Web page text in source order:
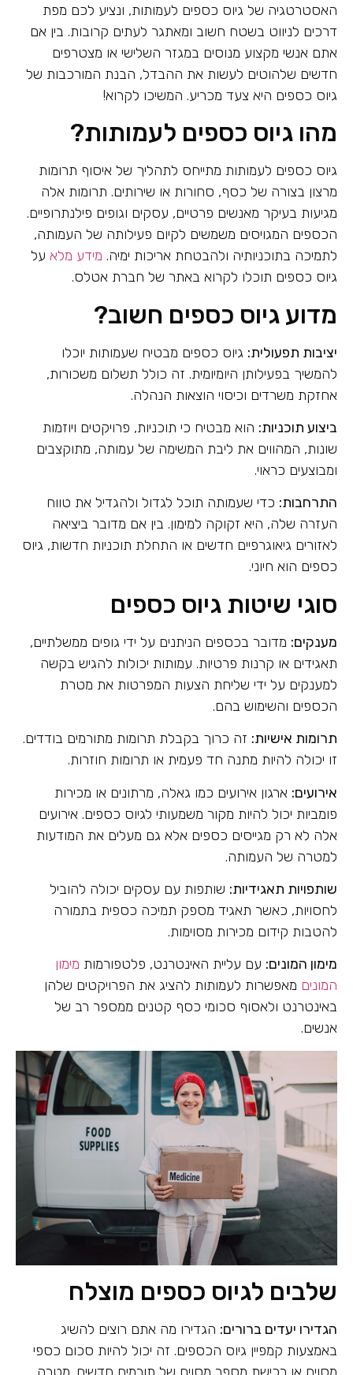
האסטרטגיה של גיוס כספים לעמותות, ונציע לכם מפת
דרכים לניווט בשטח חשוב ומאתגר לעתים קרובות. בין אם
אתם אנשי מקצוע מנוסים במגזר השלישי או מצטרפים
חדשים שלהוטים לעשות את ההבדל, הבנת המורכבות של
גיוס כספים היא צעד מכריע. המשיכו לקרוא!
מהו גיוס כספים לעמותות?
גיוס כספים לעמותות מתייחס לתהליך של איסוף תרומות
מרצון בצורה של כסף, סחורות או שירותים. תרומות אלה
מגיעות בעיקר מאנשים פרטיים, עסקים וגופים פילנתרופיים.
הכספים המגויסים משמשים לקיום פעילותה של העמותה,
לתמיכה בתוכניותיה ולהבטחת אריכות ימיה. מידע מלא על
גיוס כספים תוכלו לקרוא באתר של חברת אטלס.
מדוע גיוס כספים חשוב?
יציבות תפעולית: גיוס כספים מבטיח שעמותות יוכלו
להמשיך בפעילותן היומיומית. זה כולל תשלום משכורות,
אחזקת משרדים וכיסוי הוצאות הנהלה.
ביצוע תוכניות: הוא מבטיח כי תוכניות, פרויקטים ויוזמות
שונות, המהווים את ליבת המשימה של עמותה, מתוקצבים
ומבוצעים כראוי.
התרחבות: כדי שעמותה תוכל לגדול ולהגדיל את טווח
העזרה שלה, היא זקוקה למימון. בין אם מדובר ביציאה
לאזורים גיאוגרפיים חדשים או התחלת תוכניות חדשות, גיוס
כספים הוא חיוני.
סוגי שיטות גיוס כספים
מענקים: מדובר בכספים הניתנים על ידי גופים ממשלתיים,
תאגידים או קרנות פרטיות. עמותות יכולות להגיש בקשה
למענקים על ידי שליחת הצעות המפרטות את מטרת
הכספים והשימוש בהם.
תרומות אישיות: זה כרוך בקבלת תרומות מתורמים בודדים.
זו יכולה להיות מתנה חד פעמית או תרומות חוזרות.
אירועים: ארגון אירועים כמו גאלה, מרתונים או מכירות
פומביות יכול להיות מקור משמעותי לגיוס כספים. אירועים
אלה לא רק מגייסים כספים אלא גם מעלים את המודעות
למטרה של העמותה.
שותפויות תאגידיות: שותפות עם עסקים יכולה להוביל
לחסויות, כאשר תאגיד מספק תמיכה כספית בתמורה
להטבות קידום מכירות מסוימות.
מימון המונים: עם עליית האינטרנט, פלטפורמות מימון
המונים מאפשרות לעמותות להציג את הפרויקטים שלהן
באינטרנט ולאסוף סכומי כסף קטנים ממספר רב של
אנשים.
שלבים לגיוס כספים מוצלח
הגדירו יעדים ברורים: הגדירו מה אתם רוצים להשיג
באמצעות קמפיין גיוס הכספים. זה יכול להיות סכום כספי